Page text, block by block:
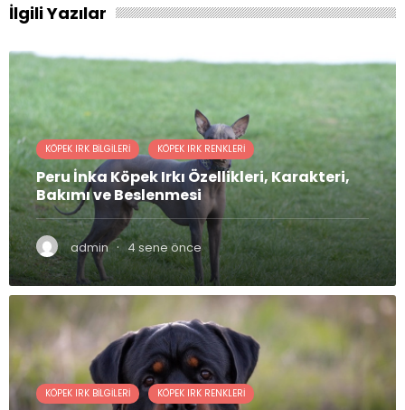
İlgili Yazılar
KÖPEK IRK BILGILERI KÖPEK IRK RENKLERI
Peru İnka Köpek Irkı Özellikleri, Karakteri,
Bakımı ve Beslenmesi
admin · 4 sene önce
KÖPEK IRK BILGILERI KÖPEK IRK RENKLERI